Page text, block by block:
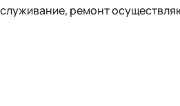
ремонт